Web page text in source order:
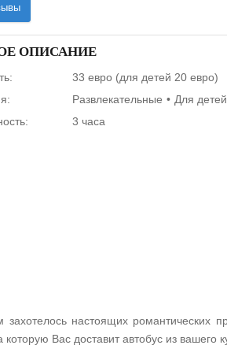
ОПИСАНИЕ
33 евро (для детей 20 евро)
Развлекательные
Для детей
3 часа
захотелось настоящих романтических
которую Вас доставит автобус из